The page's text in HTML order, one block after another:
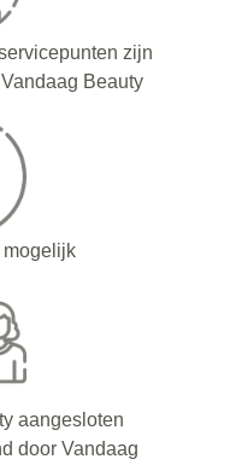
zijn
Beauty
mogelijk
aangesloten
door Vandaag